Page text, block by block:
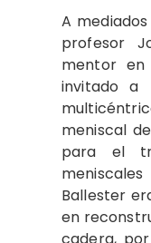
A
profesor
mentor
invitado a
meniscal
para el
Ballester
en